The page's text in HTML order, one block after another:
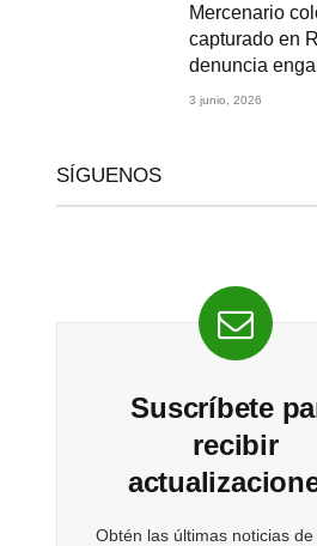
Mercenario
capturado en
denuncia
reclutamiento
3 junio, 2026
SÍGUENOS
Suscríbete
recibir
Obtén las últimas noticias